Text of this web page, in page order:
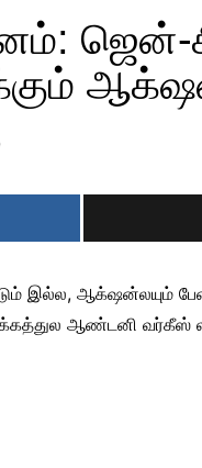
இல்ல, ஆக்‌ஷன்லயும் பேன்-
ஆண்டனி வர்கீஸ்